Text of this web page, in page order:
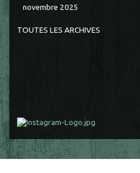
novembre 2025
TOUTES LES ARCHIVES